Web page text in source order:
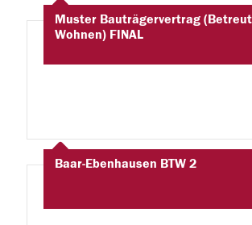
Muster Bauträgervertrag
Wohnen) FINAL
Baar-Ebenhausen BTW 2